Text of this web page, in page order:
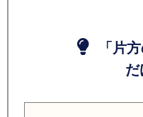
「片方
だ